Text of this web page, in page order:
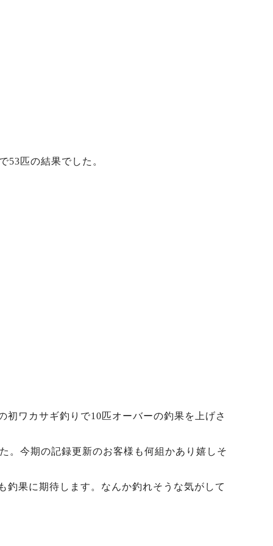
53匹の結果でした。
ワカサギ釣りで10匹オーバーの釣果を上げさ
。今期の記録更新のお客様も何組かあり嬉しそ
果に期待します。なんか釣れそうな気がして